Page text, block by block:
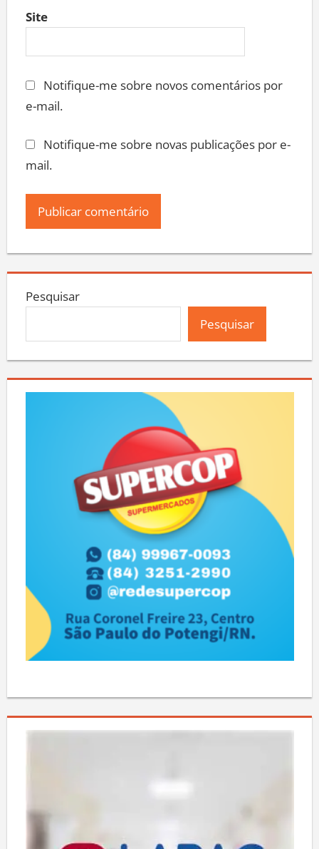
Site
Notifique-me sobre novos comentários por
e-mail.
Notifique-me sobre novas publicações por e-
mail.
Pesquisar
Pesquisar